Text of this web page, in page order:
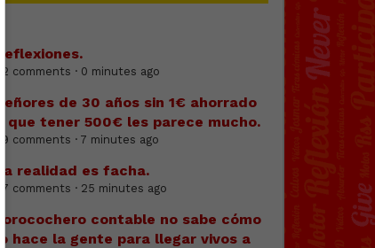
Reflexiones.
62 comments · 0 minutes ago
Señores de 30 años sin 1€ ahorrado
o que tener 500€ les parece mucho.
79 comments · 7 minutes ago
La realidad es facha.
97 comments · 25 minutes ago
Forocochero contable no sabe cómo
lo hace la gente para llegar vivos a